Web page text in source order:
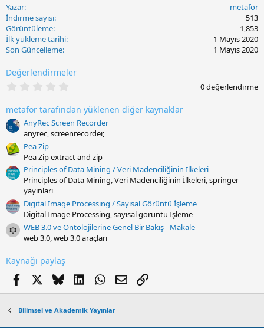
Yazar
metafor
İndirme sayısı
513
Görüntüleme
1,853
İlk yükleme tarihi
1 Mayıs 2020
Son Güncelleme
1 Mayıs 2020
Değerlendirmeler
0
y
ı
l
ı
z
0 değerlendirme
metafor tarafından yüklenen diğer kaynaklar
AnyRec Screen Recorder
anyrec, screenrecorder,
Pea Zip
Pea Zip extract and zip
Principles of Data Mining / Veri Madenciliğinin İlkeleri
Principles of Data Mining, Veri Madenciliğinin İlkeleri, springer
yayınları
Digital Image Processing / Sayısal Görüntü İşleme
Digital Image Processing, sayısal görüntü İşleme
Resource icon
WEB 3.0 ve Ontolojilerine Genel Bir Bakış - Makale
web 3.0, web 3.0 araçları
Kaynağı paylaş
Facebook BlueskyLinkedInWhatsApp
E-postaLink
Bilimsel ve Akademik Yayınlar